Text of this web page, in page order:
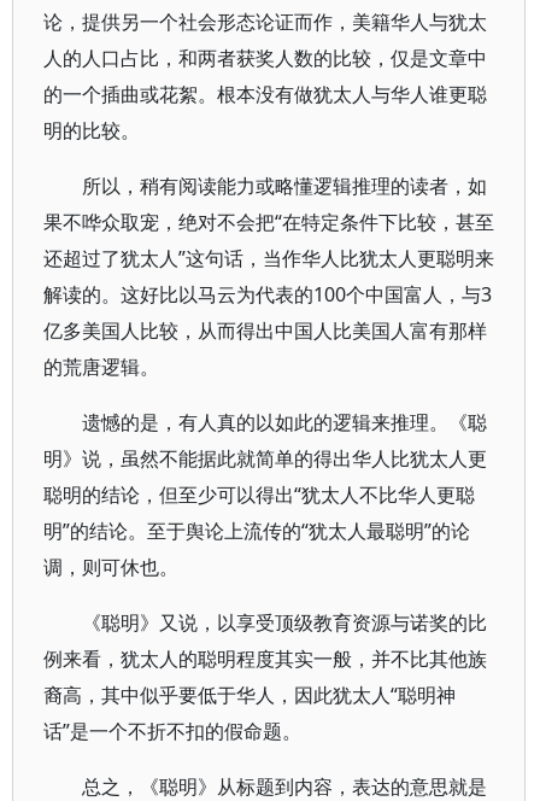
论，提供另一个社会形态论证而作，美籍华人与犹太
人的人口占比，和两者获奖人数的比较，仅是文章中
的一个插曲或花絮。根本没有做犹太人与华人谁更聪
明的比较。
所以，稍有阅读能力或略懂逻辑推理的读者，如
果不哗众取宠，绝对不会把“在特定条件下比较，甚至
还超过了犹太人”这句话，当作华人比犹太人更聪明来
解读的。这好比以马云为代表的100个中国富人，与3
亿多美国人比较，从而得出中国人比美国人富有那样
的荒唐逻辑。
遗憾的是，有人真的以如此的逻辑来推理。《聪
明》说，虽然不能据此就简单的得出华人比犹太人更
聪明的结论，但至少可以得出“犹太人不比华人更聪
明”的结论。至于舆论上流传的“犹太人最聪明”的论
调，则可休也。
《聪明》又说，以享受顶级教育资源与诺奖的比
例来看，犹太人的聪明程度其实一般，并不比其他族
裔高，其中似乎要低于华人，因此犹太人“聪明神
话”是一个不折不扣的假命题。
总之，《聪明》从标题到内容，表达的意思就是